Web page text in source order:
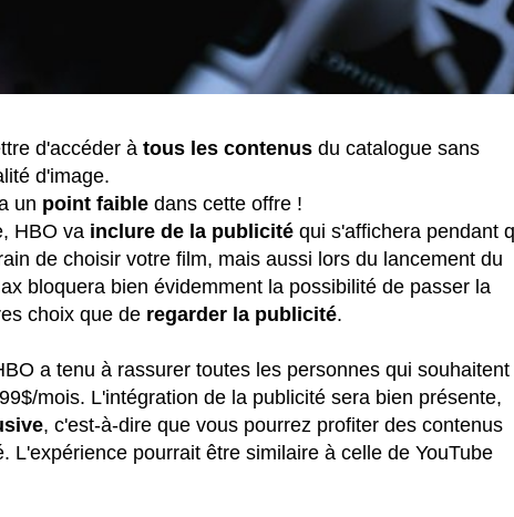
d'accéder à tous les contenusdu catalogue sans
d'image.
un point faible dans cette offre !
HBO va inclure de la publicité qui s'affichera pendant
de choisir votre film, mais aussi lors du lancement du
bloquera bien évidemment la possibilité de passer la
choix que de regarder la publicité.
a tenu à rassurer toutes les personnes qui souhaitent
mois. L'intégration de la publicité sera bien présente,
, c'est-à-dire que vous pourrez profiter des contenus
L'expérience pourrait être similaire à celle de YouTube